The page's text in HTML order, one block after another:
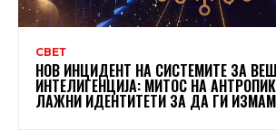
СВЕТ
НОВ ИНЦИДЕНТ НА СИСТЕМИТЕ ЗА
ИНТЕЛИГЕНЦИЈА: МИТОС НА
ЛАЖНИ ИДЕНТИТЕТИ ЗА ДА ГИ